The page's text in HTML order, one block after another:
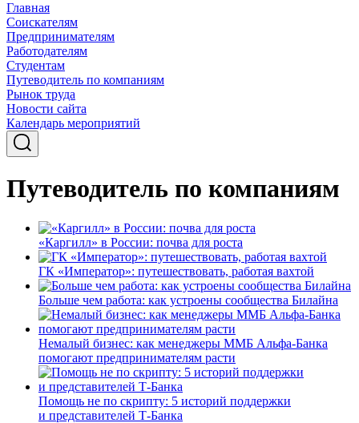
Главная
Соискателям
Предпринимателям
Работодателям
Студентам
Путеводитель по компаниям
Рынок труда
Новости сайта
Календарь мероприятий
Путеводитель по компаниям
«Каргилл» в России: почва для роста
ГК «Император»: путешествовать, работая вахтой
Больше чем работа: как устроены сообщества Билайна
Немалый бизнес: как менеджеры ММБ Альфа-Банка
помогают предпринимателям расти
Помощь не по скрипту: 5 историй поддержки
и представителей Т-Банка